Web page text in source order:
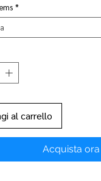
*
al carrello
Acquista ora